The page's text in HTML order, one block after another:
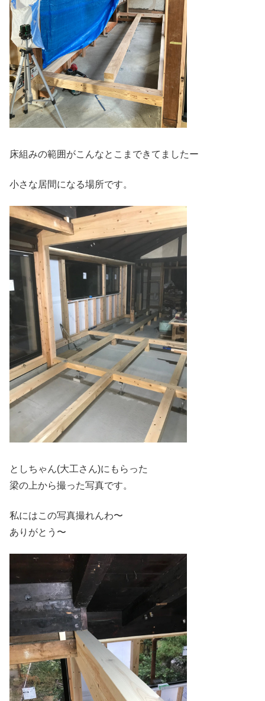
床組みの範囲がこんなとこまできてましたー
小さな居間になる場所です。
としちゃん(大工さん)にもらった
梁の上から撮った写真です。
私にはこの写真撮れんわ〜
ありがとう〜